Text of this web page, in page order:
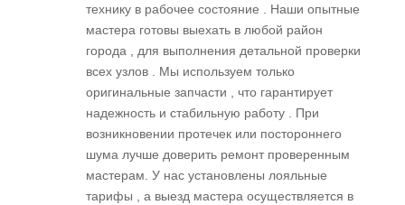
технику в рабочее состояние . Наши опытные
мастера готовы выехать в любой район
города , для выполнения детальной проверки
всех узлов . Мы используем только
оригинальные запчасти , что гарантирует
надежность и стабильную работу . При
возникновении протечек или постороннего
шума лучше доверить ремонт проверенным
мастерам. У нас установлены лояльные
тарифы , а выезд мастера осуществляется в